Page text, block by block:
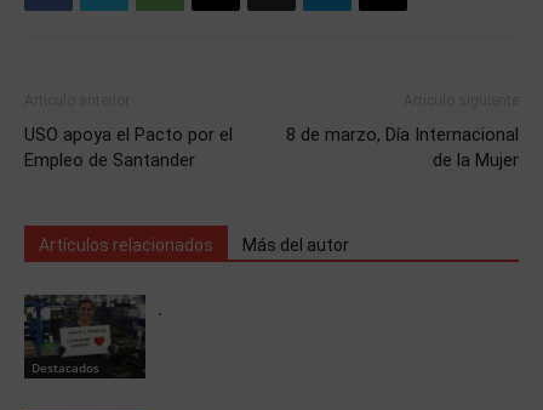
USO apoya el Pacto por el
Empleo de Santander
8 de marzo, Día Internacional
de la Mujer
Artículos relacionados Más del autor
Destacados
.